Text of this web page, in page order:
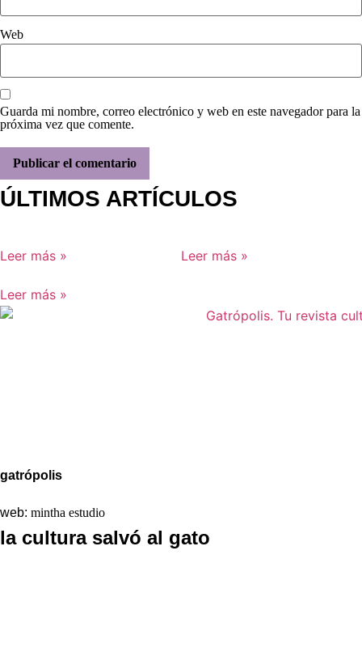
Web
Guarda mi nombre, correo electrónico y web en este navegador para la
próxima vez que comente.
ÚLTIMOS ARTÍCULOS
Leer más » Leer más »
Leer más »
gatrópolis
web: mintha estudio
la cultura salvó al gato